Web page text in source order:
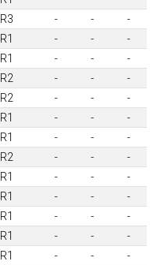
R3 - -
-
R1 - -
-
R1 - -
-
R2 - -
-
R2 - -
-
R1 - -
-
R1 - -
-
R2 - -
-
R1 - -
-
R1 - -
-
R1 - -
-
R1 - -
-
R1 - -
-